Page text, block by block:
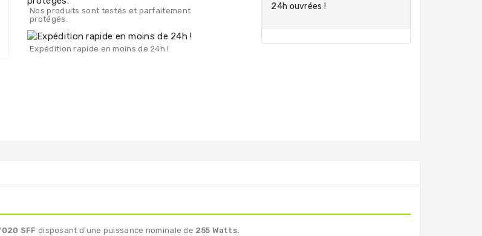
Nos produits sont testés et parfaitement
protégés.
Expédition rapide en moins de 24h !
24h ouvrées !
SFF disposant d'une puissance nominale de 255 Watts.